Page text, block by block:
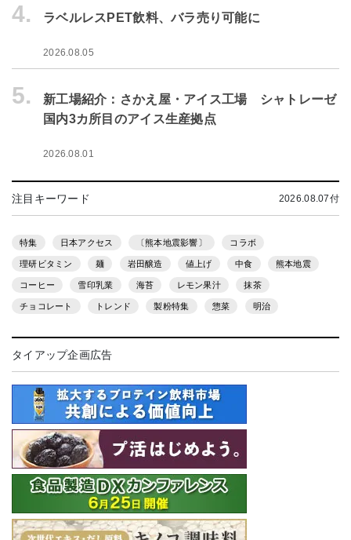
4. ラベルレスPET飲料、バラ売り可能に
2026.08.05
5.
新工場紹介：さかえ屋・アイス工場 シャトレーゼ
国内3カ所目のアイス生産拠点
2026.08.01
注目キーワード 2026.08.07付
特集 日本アクセス 〔熊本地震影響〕 コラボ
理研ビタミン 麺 岩田醸造 値上げ 中食 熊本地震
コーヒー 雪印乳業 海苔 レモン果汁 抹茶
チョコレート トレンド 製粉特集 惣菜 明治
タイアップ企画広告